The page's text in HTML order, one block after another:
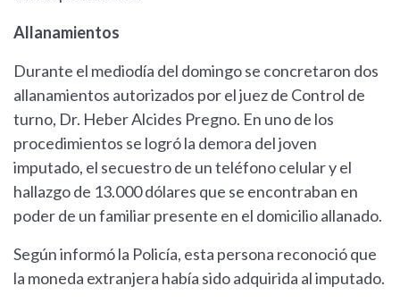
Allanamientos
Durante el mediodía del domingo se concretaron dos
allanamientos autorizados por el juez de Control de
turno, Dr. Heber Alcides Pregno. En uno de los
procedimientos se logró la demora del joven
imputado, el secuestro de un teléfono celular y el
hallazgo de 13.000 dólares que se encontraban en
poder de un familiar presente en el domicilio allanado.
Según informó la Policía, esta persona reconoció que
la moneda extranjera había sido adquirida al imputado.